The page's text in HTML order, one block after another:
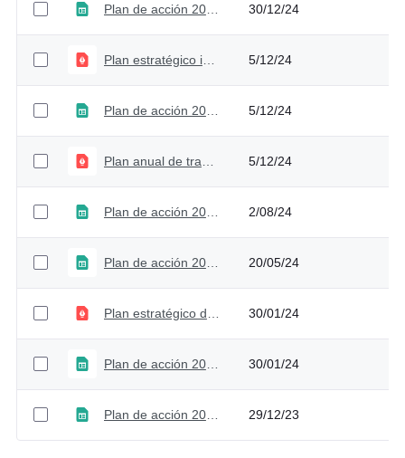
Plan de acción 2024 - Versión 6 30/12/24
Plan estratégico institucional 2023-2026 5/12/24
Plan de acción 2024 - Versión 5 5/12/24
5/12/24
Plan de acción 2024 - Versión 4 2/08/24
Plan de acción 2024 - Versión 3 20/05/24
30/01/24
Plan de acción 2024 - Versión 2 30/01/24
Plan de acción 2024 - Versión 1 29/12/23